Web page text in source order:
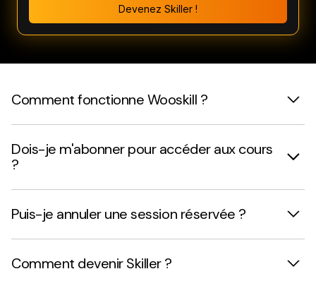
Devenez Skiller !
Comment fonctionne Wooskill ?
Dois-je m'abonner pour accéder aux cours
?
Puis-je annuler une session réservée ?
Comment devenir Skiller ?